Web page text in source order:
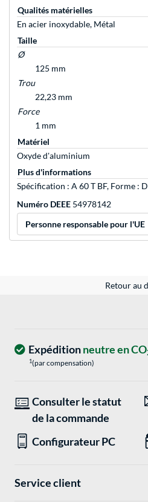
Qualités matérielles
En acier inoxydable, Métal
Taille
Ø
125 mm
Trou
22,23 mm
Force
1 mm
Matériel
Oxyde d'aluminium
Plus d'informations
Spécification : A 60 T BF, Forme :
Numéro DEEE 54978142
Personne responsable pour l'UE
Retour au
Expéditionneutre en CO
1(par compensation)
Consulter le statut
de la commande
Configurateur PC
Service client